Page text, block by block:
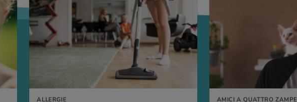
ALLERGIE
PER SAPERNE DI PIÙ
AMICI A QUATTRO ZAMPE